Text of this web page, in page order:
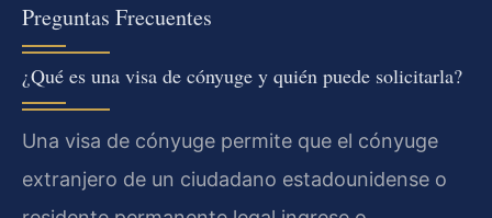
Preguntas Frecuentes
¿Qué es una visa de cónyuge y quién puede solicitarla?
Una visa de cónyuge permite que el cónyuge
extranjero de un ciudadano estadounidense o